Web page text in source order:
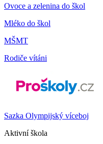
Ovoce a zelenina do škol
Mléko do škol
MŠMT
Rodiče vítáni
Sazka Olympijský víceboj
Aktivní škola